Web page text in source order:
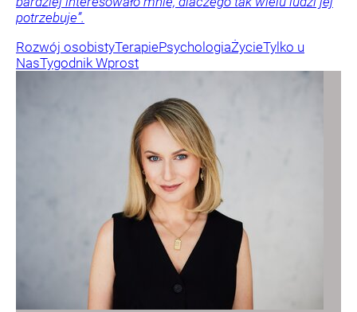
potrzebuje”.
Rozwój osobistyTerapiePsychologiaŻycieTylko u
NasTygodnik Wprost